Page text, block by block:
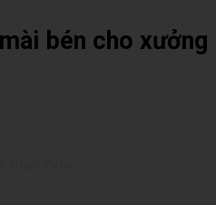
bén cho xưởng